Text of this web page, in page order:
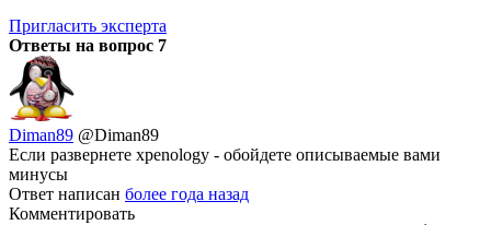
Пригласить эксперта
Ответы на вопрос 7
Diman89 @Diman89
Если развернете xpenology - обойдете описываемые вами
минусы
Ответ написан более года назад
Комментировать